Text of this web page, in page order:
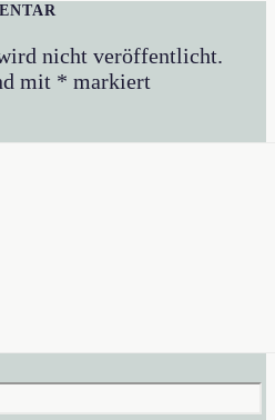
nicht veröffentlicht.
mit * markiert